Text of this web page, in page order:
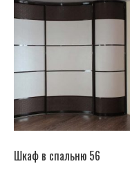
Шкаф в спальню 56